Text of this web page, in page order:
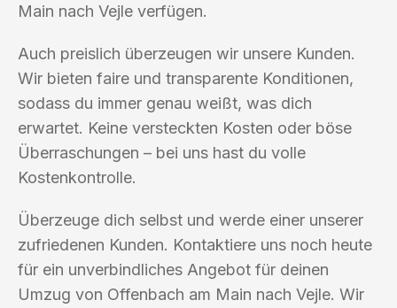
Main nach Vejle verfügen.
Auch preislich überzeugen wir unsere Kunden.
Wir bieten faire und transparente Konditionen,
sodass du immer genau weißt, was dich
erwartet. Keine versteckten Kosten oder böse
Überraschungen – bei uns hast du volle
Kostenkontrolle.
Überzeuge dich selbst und werde einer unserer
zufriedenen Kunden. Kontaktiere uns noch heute
für ein unverbindliches Angebot für deinen
Umzug von Offenbach am Main nach Vejle. Wir